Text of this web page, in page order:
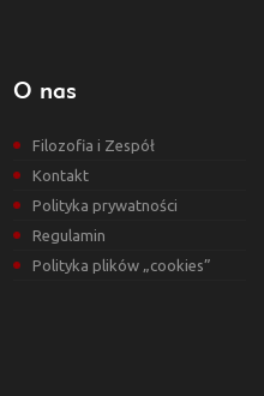
O nas
Filozofia i Zespół
Kontakt
Polityka prywatności
Regulamin
Polityka plików „cookies”